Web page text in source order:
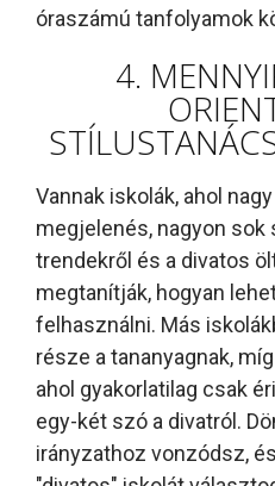
óraszámú tanfolyamok
4.
Vannak iskolák, ahol
megjelenés, nagyon sok
trendekről és a divatos
megtanítják, hogyan
felhasználni. Más
része a tananyagnak,
ahol gyakorlatilag csak
egy-két szó a divatról.
irányzathoz vonzódsz,